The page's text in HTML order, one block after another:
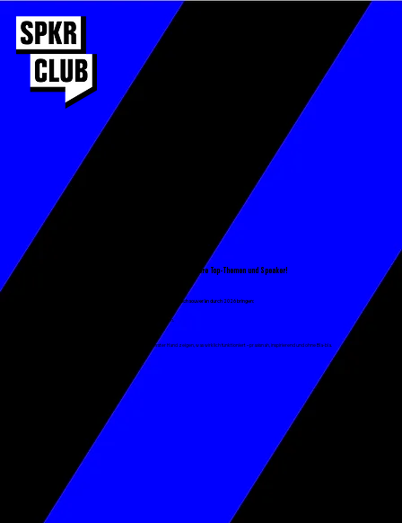
Willst du mehr Impact für deine Events? Hier sind unsere Top-Themen und Speaker!
Unser kostenfreies Whitepaper zeigt dir die 6+1 wichtigsten Trends, die dich souverän durch 2026 bringen:
✔ Wie Leadership, KI und Mental Health die Business-Welt verändern.
Erhalte exklusive Insights von führenden Speakern, die aus erster Hand zeigen, was wirklich funktioniert – praxisnah, inspirierend und ohne Bla-bla.